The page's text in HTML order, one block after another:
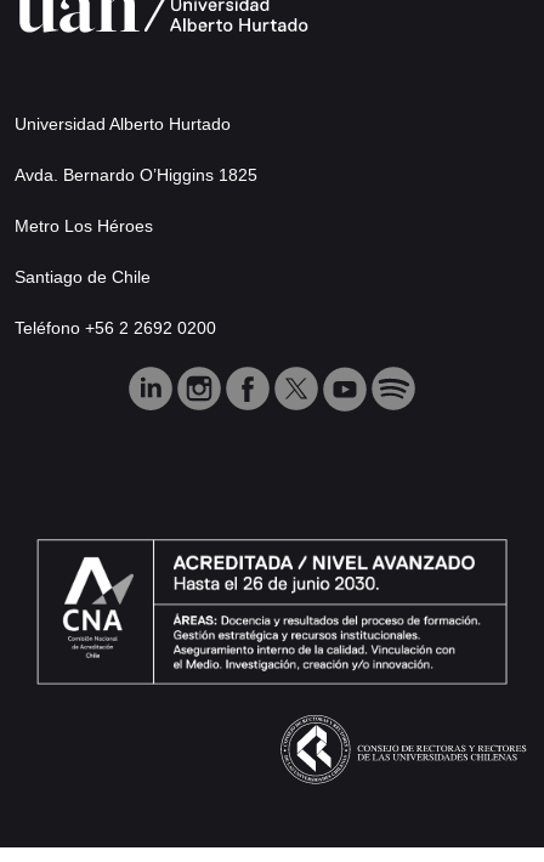
Universidad Alberto Hurtado
Avda. Bernardo O’Higgins 1825
Metro Los Héroes
Santiago de Chile
Teléfono +56 2 2692 0200